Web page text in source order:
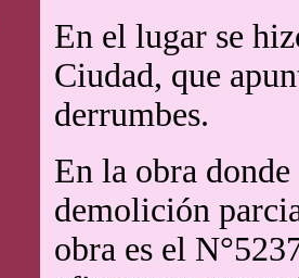
En el lugar se
Ciudad, que
derrumbes.
En la obra
demolición
obra es el